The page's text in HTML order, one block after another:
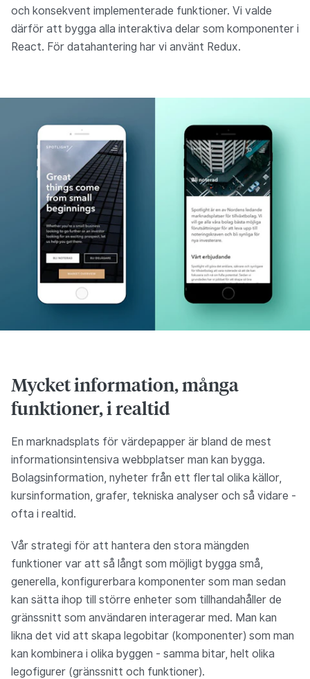
och konsekvent implementerade funktioner. Vi valde
därför att bygga alla interaktiva delar som komponenter i
React. För datahantering har vi använt Redux.
Mycket information, många
funktioner, i realtid
En marknadsplats för värdepapper är bland de mest
informationsintensiva webbplatser man kan bygga.
Bolagsinformation, nyheter från ett flertal olika källor,
kursinformation, grafer, tekniska analyser och så vidare -
ofta i realtid.
Vår strategi för att hantera den stora mängden
funktioner var att så långt som möjligt bygga små,
generella, konfigurerbara komponenter som man sedan
kan sätta ihop till större enheter som tillhandahåller de
gränssnitt som användaren interagerar med. Man kan
likna det vid att skapa legobitar (komponenter) som man
kan kombinera i olika byggen - samma bitar, helt olika
legofigurer (gränssnitt och funktioner).